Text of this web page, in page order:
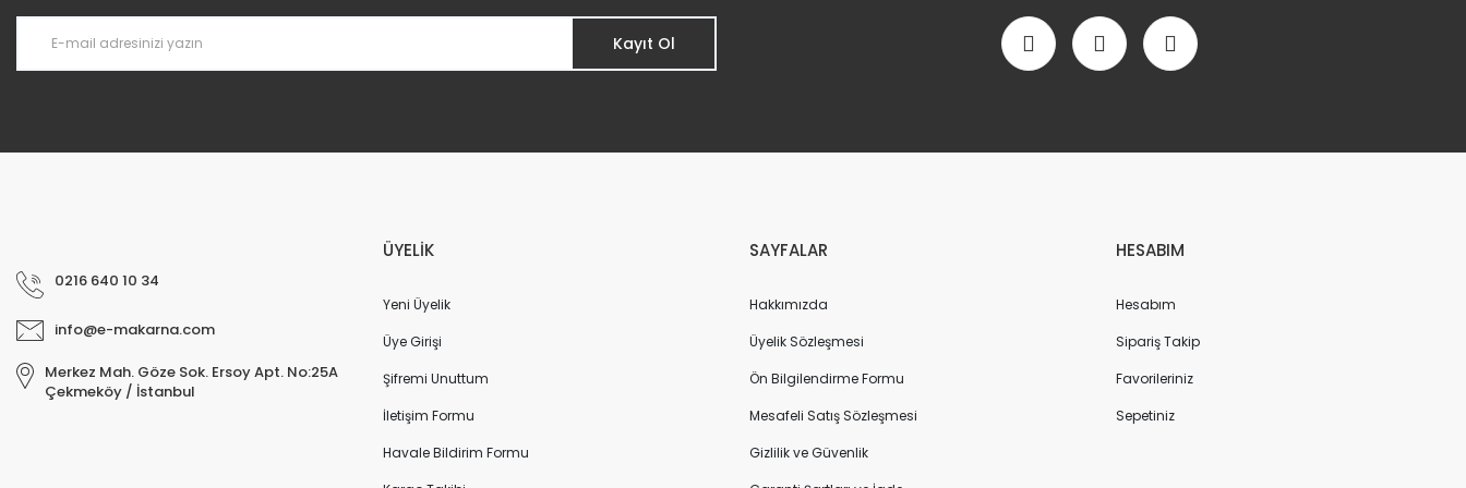
Pro Cutter | Otomatik Makarna Kesme Aparatı | LP 5, TR 70, TR 75/E Uyumlu
Kayıt Ol
0216 640 10 34
info@e-makarna.com
Merkez Mah. Göze Sok. Ersoy Apt. No:25A
Çekmeköy / İstanbul
ÜYELİK
Yeni Üyelik
Üye Girişi
Şifremi Unuttum
İletişim Formu
Havale Bildirim Formu
SAYFALAR
Hakkımızda
Üyelik Sözleşmesi
Ön Bilgilendirme Formu
Mesafeli Satış Sözleşmesi
Gizlilik ve Güvenlik
HESABIM
Hesabım
Sipariş Takip
Favorileriniz
Sepetiniz